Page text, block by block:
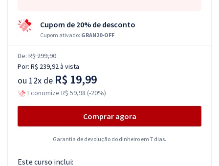
Cupom de 20% de desconto
Cupom ativado: GRAN20-OFF
De: R$ 299,90
Por: R$ 239,92à vista
ou 12x de R$ 19,99
Economize R$ 59,98 (-20%)
Comprar agora
Garantia de devolução do dinheiro em 7 dias.
Este curso inclui: